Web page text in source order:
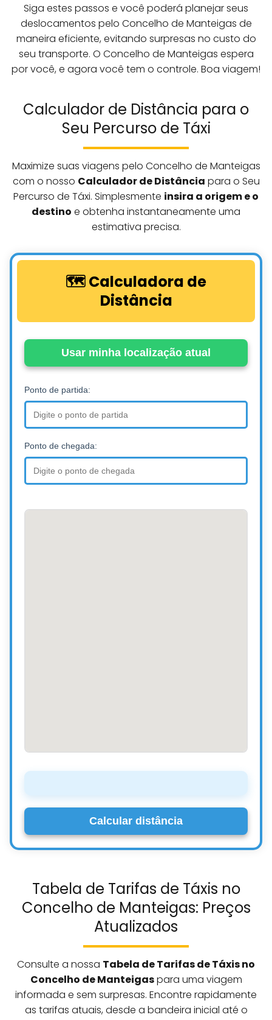
Siga estes passos e você poderá planejar seus
deslocamentos pelo Concelho de Manteigas de
maneira eficiente, evitando surpresas no custo do
seu transporte. O Concelho de Manteigas espera
por você, e agora você tem o controle. Boa viagem!
Calculador de Distância para o
Seu Percurso de Táxi
Maximize suas viagens pelo Concelho de Manteigas
com o nosso Calculador de Distância para o Seu
Percurso de Táxi. Simplesmente insira a origem e o
destino e obtenha instantaneamente uma
estimativa precisa.
🗺️ Calculadora de
Distância
Usar minha localização atual
Ponto de partida:
Ponto de chegada:
Calcular distância
Tabela de Tarifas de Táxis no
Concelho de Manteigas: Preços
Atualizados
Consulte a nossa Tabela de Tarifas de Táxis no
Concelho de Manteigaspara uma viagem
informada e sem surpresas. Encontre rapidamente
as tarifas atuais, desde a bandeira inicial até o